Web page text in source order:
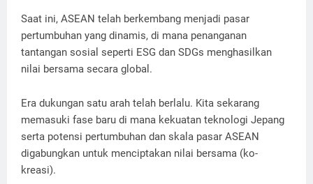
Saat ini, ASEAN telah berkembang menjadi pasar
pertumbuhan yang dinamis, di mana penanganan
tantangan sosial seperti ESG dan SDGs menghasilkan
nilai bersama secara global.
Era dukungan satu arah telah berlalu. Kita sekarang
memasuki fase baru di mana kekuatan teknologi Jepang
serta potensi pertumbuhan dan skala pasar ASEAN
digabungkan untuk menciptakan nilai bersama (ko-
kreasi).